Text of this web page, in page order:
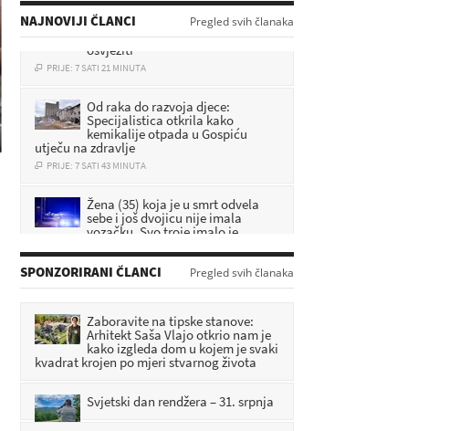
NAJNOVIJI ČLANCI Pregled svih članaka
DHMZ: Stiže fronta s pljuskovima i
grmljavinom, evo gdje će najviše
osvježiti
PRIJE: 7 SATI 21 MINUTA
Specijalistica otkrila kako
kemikalije otpada u Gospiću
utječu na zdravlje
 PRIJE: 7 SATI 43 MINUTA
sebe i još dvojicu nije imala
vozačku. Svo troje imalo je
policijski dosje
 PRIJE: 8 SATI 4 MINUTA
DA SE NE ZABORAVI: U Pregradi
braniteljima
 PRIJE: 5 SATI 57 MINUTA
[FOTO] Umjetnost, priče i
Radoboju
 PRIJE: 6 SATI 49 MINUTA
SPONZORIRANI ČLANCI Pregled svih članaka
Zaboravite na tipske stanove:
Arhitekt Saša Vlajo otkrio nam je
kako izgleda dom u kojem je svaki
kvadrat krojen po mjeri stvarnog života
Svjetski dan rendžera – 31. srpnja